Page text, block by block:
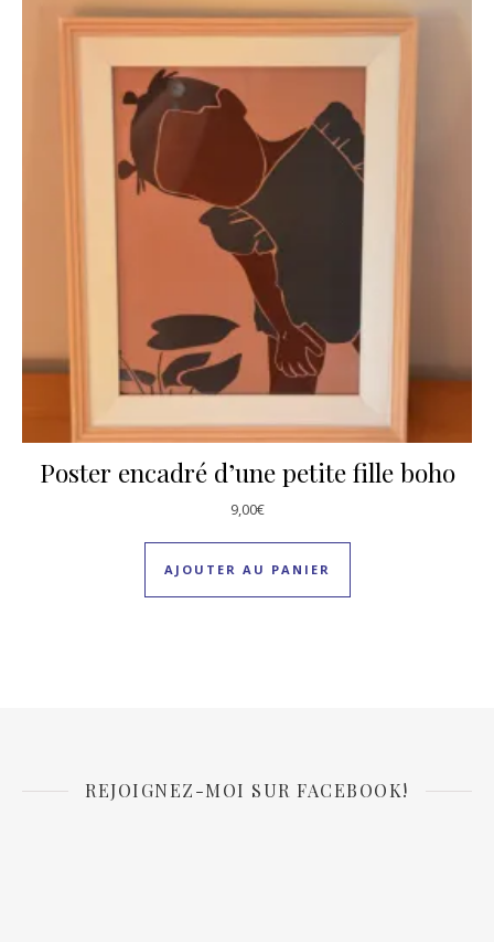
Poster encadré d’une petite fille boho
9,00€
AJOUTER AU PANIER
REJOIGNEZ-MOI SUR FACEBOOK!